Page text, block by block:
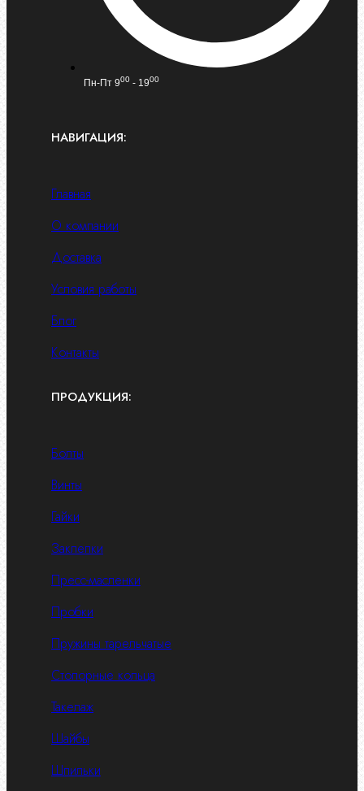
Пн-Пт 900 - 1900
НАВИГАЦИЯ:
Главная
О компании
Доставка
Условия работы
Блог
Контакты
ПРОДУКЦИЯ:
Болты
Винты
Гайки
Заклепки
Пресс-масленки
Пробки
Пружины тарельчатые
Стопорные кольца
Такелаж
Шайбы
Шпильки